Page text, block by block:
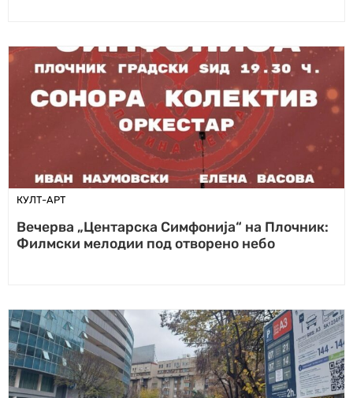
КУЛТ-АРТ
Вечерва „Центарска Симфонија“ на Плочник:
Филмски мелодии под отворено небо